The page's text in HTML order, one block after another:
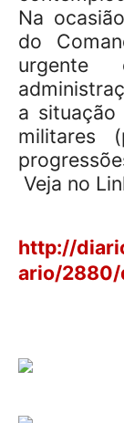
Na
do
a
militares
Veja no
http://
ario/2880/